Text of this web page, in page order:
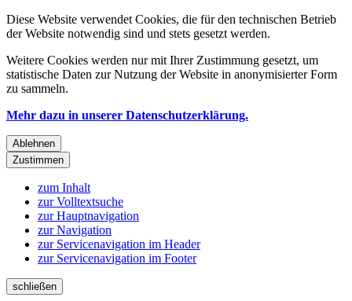
Diese Website verwendet Cookies, die für den technischen Betrieb
der Website notwendig sind und stets gesetzt werden.
Weitere Cookies werden nur mit Ihrer Zustimmung gesetzt, um
statistische Daten zur Nutzung der Website in anonymisierter Form
zu sammeln.
Mehr dazu in unserer Datenschutzerklärung.
Ablehnen
Zustimmen
zum Inhalt
zur Volltextsuche
zur Hauptnavigation
zur Navigation
zur Servicenavigation im Header
zur Servicenavigation im Footer
schließen